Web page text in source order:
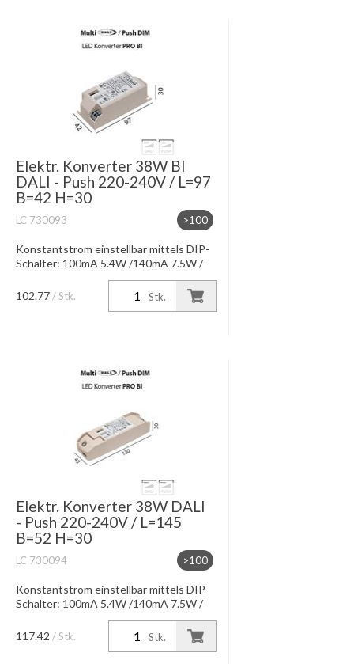
Elektr. Konverter 38W BI
DALI - Push 220-240V / L=97
B=42 H=30
>100
LC 730093
Konstantstrom einstellbar mittels DIP-
Schalter: 100mA 5.4W /140mA 7.5W /
180mA 10W / 220mA 12W 260mA 14W
/300mA 16W / 340mA 18W / 380mA
Stk.
102.77 / Stk.
Elektr. Konverter 38W DALI
- Push 220-240V / L=145
B=52 H=30
>100
LC 730094
Konstantstrom einstellbar mittels DIP-
Schalter: 100mA 5.4W /140mA 7.5W /
180mA 10W / 220mA 12W 260mA 14W
/300mA 16W / 340mA 18W / 380mA
Stk.
117.42 / Stk.